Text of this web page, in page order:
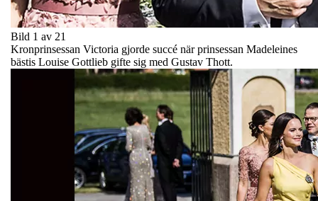
Bild 1 av 21
Kronprinsessan Victoria gjorde succé när prinsessan Madeleines
bästis Louise Gottlieb gifte sig med Gustav Thott.